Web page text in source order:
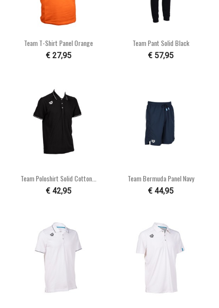
Team T-Shirt Panel Orange
€ 27,95
Team Pant Solid Black
€ 57,95
Team Poloshirt Solid Cotton...
€ 42,95
Team Bermuda Panel Navy
€ 44,95